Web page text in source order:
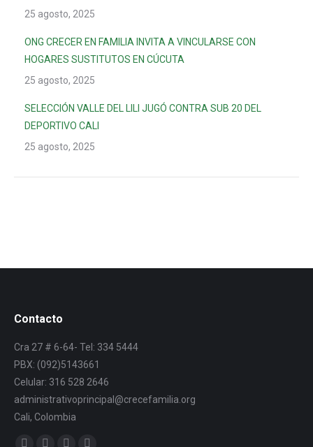
25 agosto, 2025
ONG CRECER EN FAMILIA INVITA A VINCULARSE CON
HOGARES SUSTITUTOS EN CÚCUTA
25 agosto, 2025
SELECCIÓN VALLE DEL LILI JUGÓ CONTRA SUB 20 DEL
DEPORTIVO CALI
25 agosto, 2025
Contacto
Cra 27 # 6-64- Tel: 334 5444
PBX: (092)5143661
Celular: 316 528 2646
administrativoprincipal@crecefamilia.org
Cali, Colombia
Find us on: